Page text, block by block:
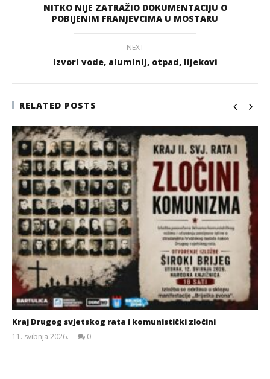
NITKO NIJE ZATRAŽIO DOKUMENTACIJU O
POBIJENIM FRANJEVCIMA U MOSTARU
NEXT
Izvori vode, aluminij, otpad, lijekovi
RELATED POSTS
Kraj Drugog svjetskog rata i komunistički zločini
11. svibnja 2026.
0